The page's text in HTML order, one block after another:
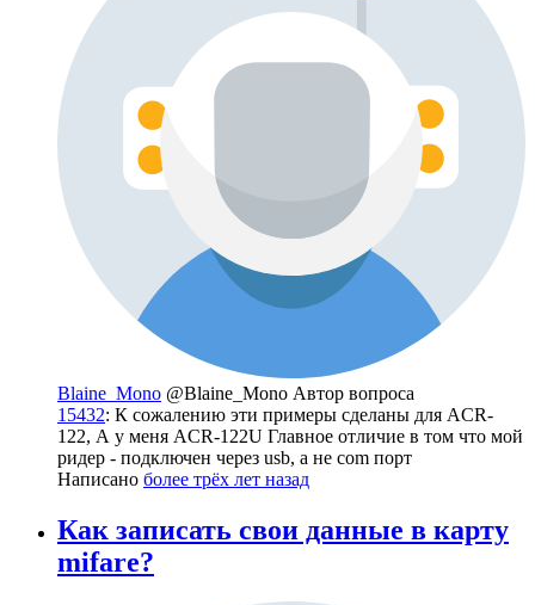
Blaine_Mono @Blaine_Mono Автор вопроса
15432: К сожалению эти примеры сделаны для ACR-
122, А у меня ACR-122U Главное отличие в том что мой
ридер - подключен через usb, а не com порт
Написано более трёх лет назад
Как записать свои данные в карту
mifare?